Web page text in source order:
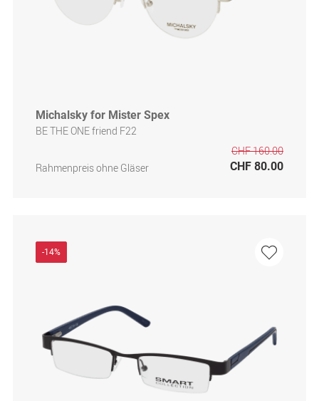
Michalsky for Mister Spex
BE THE ONE friend F22
Rahmenpreis ohne Gläser
CHF 160.00
CHF 80.00
-14%